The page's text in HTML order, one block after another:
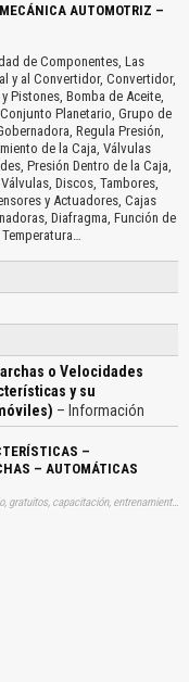
AUTOMOTRIZ –
de Componentes, Las
y al Convertidor, Convertidor,
Pistones, Bomba de Aceite,
Planetario, Grupo de
Regula Presión,
de la Caja, Válvulas
Presión Dentro de la Caja,
Discos, Tambores,
y Actuadores, Cajas
Diafragma, Función de
o Velocidades
y su
– Información
–
– AUTOMÁTICAS
Tags: manual, manuales, instrucciones, libros, instrucción, gratuito, gratuitos, capacitación, entrenamiento, capacitaciones, información, datos, gratis, descargar, vehículo, vehículos, autos, auto, coche, coches, automóvil, automovil, automóviles, automoviles, partes, caracteristicas, funcionamientos, automaticas, cambios, aprender, descargas